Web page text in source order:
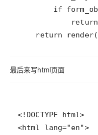
return
最后来写html页面
<html lang="en">